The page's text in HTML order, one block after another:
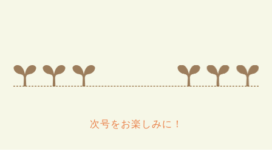
次号をお楽しみに！